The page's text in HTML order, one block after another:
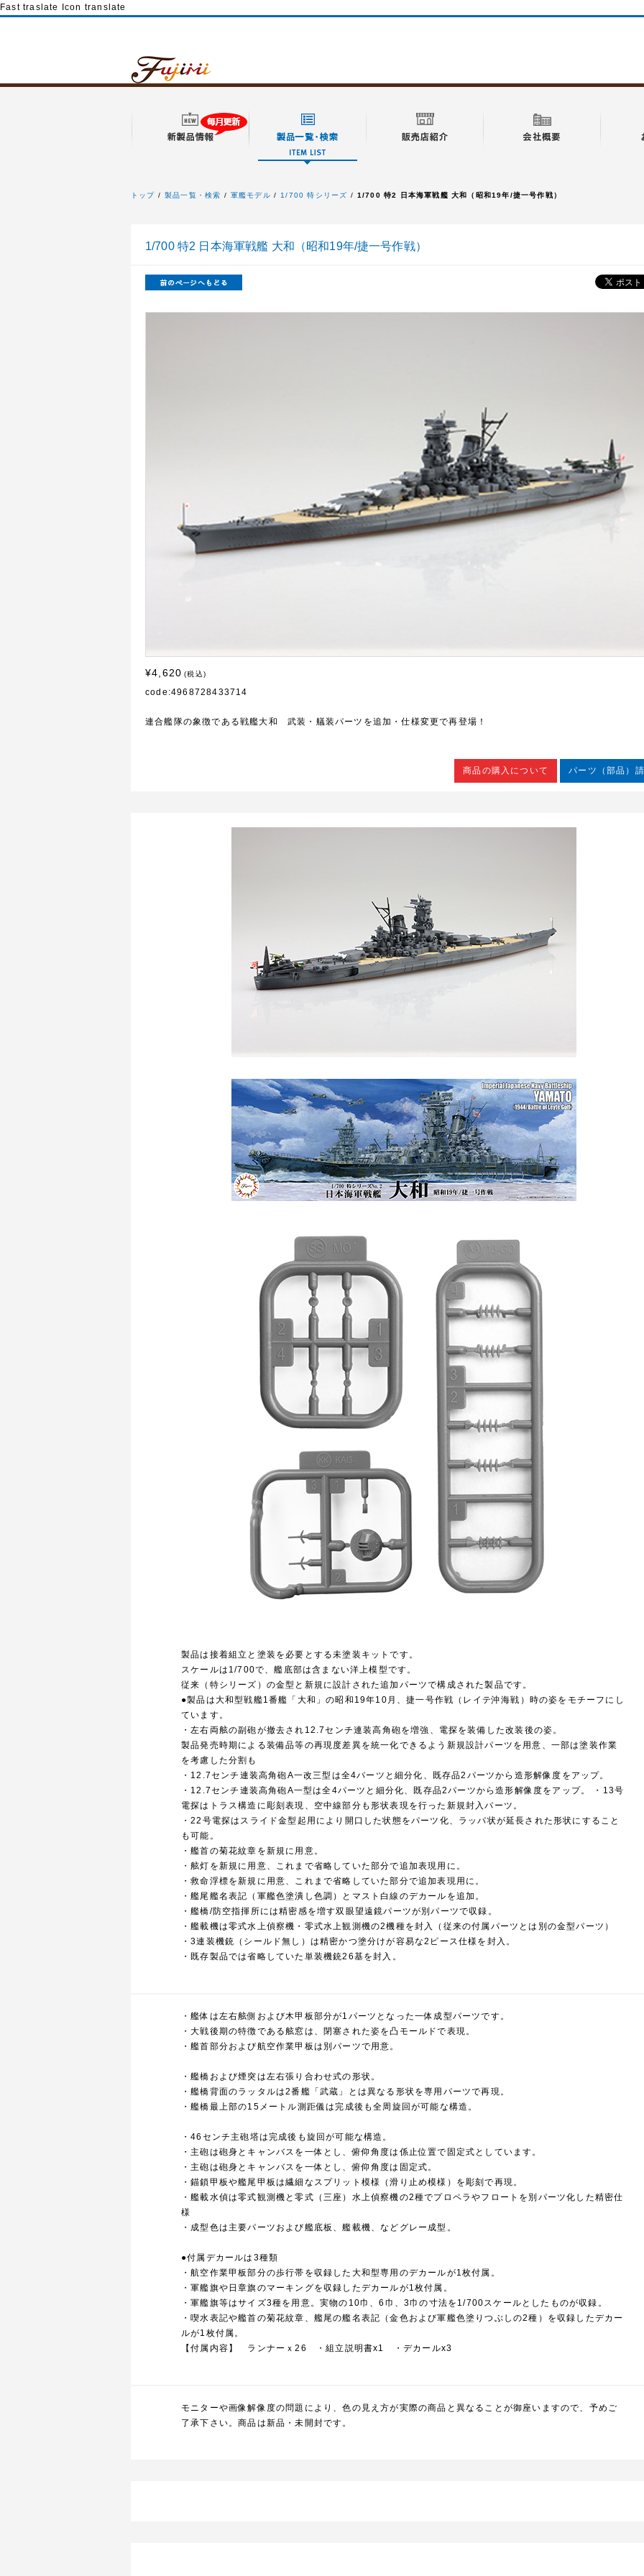
Fast traslate Icon translate
トップ 製品一覧・検索 軍艦モデル 1/700 特シリーズ 1/700 特2 日本海軍戦艦 大和（昭和19年/捷一号作戦）
1/700 特2 日本海軍戦艦 大和（昭和19年/捷一号作戦）
¥4,620 (税込)
code:4968728433714
連合艦隊の象徴である戦艦大和 武装・艤装パーツを追加・仕様変更で再登場！
商品の購入について パーツ（部品）
製品は接着組立と塗装を必要とする未塗装キットです。
スケールは1/700で、艦底部は含まない洋上模型です。
従来（特シリーズ）の金型と新規に設計された追加パーツで構成された製品です。
●製品は大和型戦艦1番艦「大和」の昭和19年10月、捷一号作戦（レイテ沖海戦）時の姿をモチーフにし
ています。
・左右両舷の副砲が撤去され12.7センチ連装高角砲を増強、電探を装備した改装後の姿。
製品発売時期による装備品等の再現度差異を統一化できるよう新規設計パーツを用意、一部は塗装作業
を考慮した分割も
・12.7センチ連装高角砲A一改三型は全4パーツと細分化、既存品2パーツから造形解像度をアップ。
・12.7センチ連装高角砲A一型は全4パーツと細分化、既存品2パーツから造形解像度をアップ。 ・13号
電探はトラス構造に彫刻表現、空中線部分も形状表現を行った新規封入パーツ。
・22号電探はスライド金型起用により開口した状態をパーツ化、ラッパ状が延長された形状にすること
も可能。
・艦首の菊花紋章を新規に用意。
・舷灯を新規に用意、これまで省略していた部分で追加表現用に。
・救命浮標を新規に用意、これまで省略していた部分で追加表現用に。
・艦尾艦名表記（軍艦色塗潰し色調）とマスト白線のデカールを追加。
・艦橋/防空指揮所には精密感を増す双眼望遠鏡パーツが別パーツで収録。
・艦載機は零式水上偵察機・零式水上観測機の2機種を封入（従来の付属パーツとは別の金型パーツ）
・3連装機銃（シールド無し）は精密かつ塗分けが容易な2ピース仕様を封入。
・既存製品では省略していた単装機銃26基を封入。
・艦体は左右舷側および木甲板部分が1パーツとなった一体成型パーツです。
・大戦後期の特徴である舷窓は、閉塞された姿を凸モールドで表現。
・艦首部分および航空作業甲板は別パーツで用意。
・艦橋および煙突は左右張り合わせ式の形状。
・艦橋背面のラッタルは2番艦「武蔵」とは異なる形状を専用パーツで再現。
・艦橋最上部の15メートル測距儀は完成後も全周旋回が可能な構造。
・46センチ主砲塔は完成後も旋回が可能な構造。
・主砲は砲身とキャンバスを一体とし、俯仰角度は係止位置で固定式としています。
・主砲は砲身とキャンバスを一体とし、俯仰角度は固定式。
・錨鎖甲板や艦尾甲板は繊細なスプリット模様（滑り止め模様）を彫刻で再現。
・艦載水偵は零式観測機と零式（三座）水上偵察機の2種でプロペラやフロートを別パーツ化した精密仕
様
・成型色は主要パーツおよび艦底板、艦載機、などグレー成型。
●付属デカールは3種類
・航空作業甲板部分の歩行帯を収録した大和型専用のデカールが1枚付属。
・軍艦旗や日章旗のマーキングを収録したデカールが1枚付属。
・軍艦旗等はサイズ3種を用意。実物の10巾、6巾、3巾の寸法を1/700スケールとしたものが収録。
・喫水表記や艦首の菊花紋章、艦尾の艦名表記（金色および軍艦色塗りつぶしの2種）を収録したデカー
ルが1枚付属。
【付属内容】 ランナーｘ26 ・組立説明書x1 ・デカールx3
モニターや画像解像度の問題により、色の見え方が実際の商品と異なることが御座いますので、予めご
了承下さい。商品は新品・未開封です。